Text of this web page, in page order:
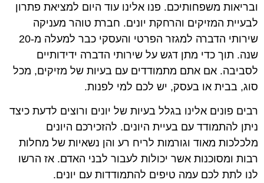
ובריאות משפחותיכם. פנו אלינו עוד היום למציאת פתרון
לבעיית המזיקים והרחקת יונים. חברת טוהר מעניקה
שירותי הדברה למגזר הפרטי והעסקי כבר למעלה מ-20
שנה. תוך כדי מתן דגש על שירותי הדברה ידידותיים
לסביבה. אם אתם מתמודדים עם בעיות של מזיקים, מכל
סוג, בבית או בעסק, יש לכם למי לפנות.
רבים פונים אלינו בגלל בעיות של יונים ורוצים לדעת כיצד
ניתן להתמודד עם בעיית היונים. להזכירכם היונים
מלכלכות מאוד וגורמות לריח רע והן נשאיות של מחלות
רבות ומסוכנות אשר יכולות לעבור לבני האדם. אז הרשו
לנו לתת לכם עמה טיפים להתמודדות עם יונים.